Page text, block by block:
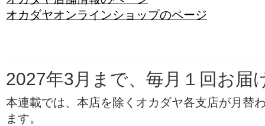
オカダヤオンラインショップのページ
2027年3月まで、毎月１回お届
本連載では、本店を除くオカダヤ各支店が月替
ます。